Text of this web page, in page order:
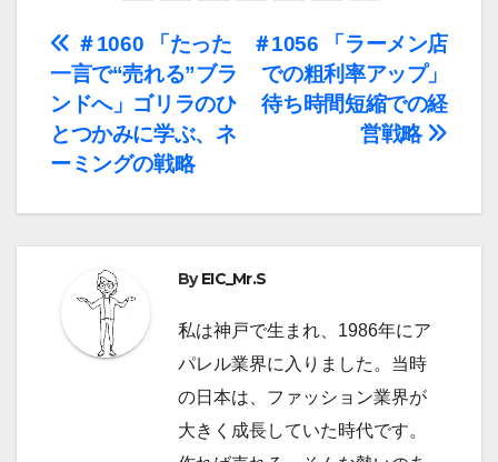
投
稿
ナ
シ
＃1056 「ラーメン店
での粗利率アップ」
待ち時間短縮での経
営戦略
＃1060 「たった
一言で“売れる”ブラ
ンドへ」ゴリラのひ
とつかみに学ぶ、ネ
ーミングの戦略
ByEIC_Mr.S
私は神戸で生まれ、1986年にア
パレル業界に入りました。当時
の日本は、ファッション業界が
大きく成長していた時代です。